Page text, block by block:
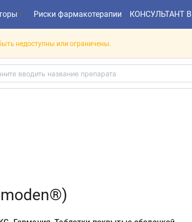
Риски фармакотерапии КОНСУЛЬТАНТ
недоступны или ограничены.